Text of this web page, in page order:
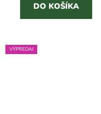
DO KOŠÍKA
VÝPREDAJ